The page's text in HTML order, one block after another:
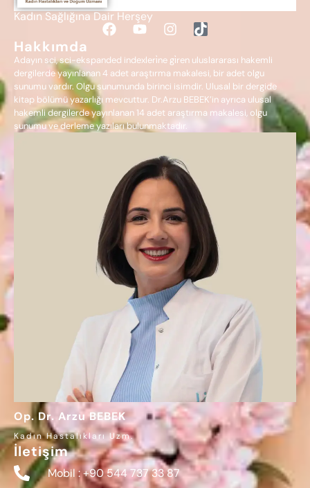
Kadın Sağlığına Dair Herşey
Hakkımda
Adayın sci, sci-ekspanded indexleri̇ne gi̇ren uluslararası hakemli
dergilerde yayınlanan 4 adet araştırma makalesi, bir adet olgu
sunumu vardır. Olgu sunumunda birinci isimdir. Ulusal bir dergide
kitap bölümü yazarlığı mevcuttur. Dr.Arzu BEBEK’in ayrıca ulusal
hakemli dergilerde yayınlanan 14 adet araştırma makalesi, olgu
sunumu ve derleme yazıları bulunmaktadır.
Op. Dr. Arzu BEBEK
Kadın Hastalıkları Uzm.
İletişim
Mobil : +90 544 737 33 87